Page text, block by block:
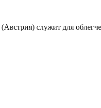
cлужит для